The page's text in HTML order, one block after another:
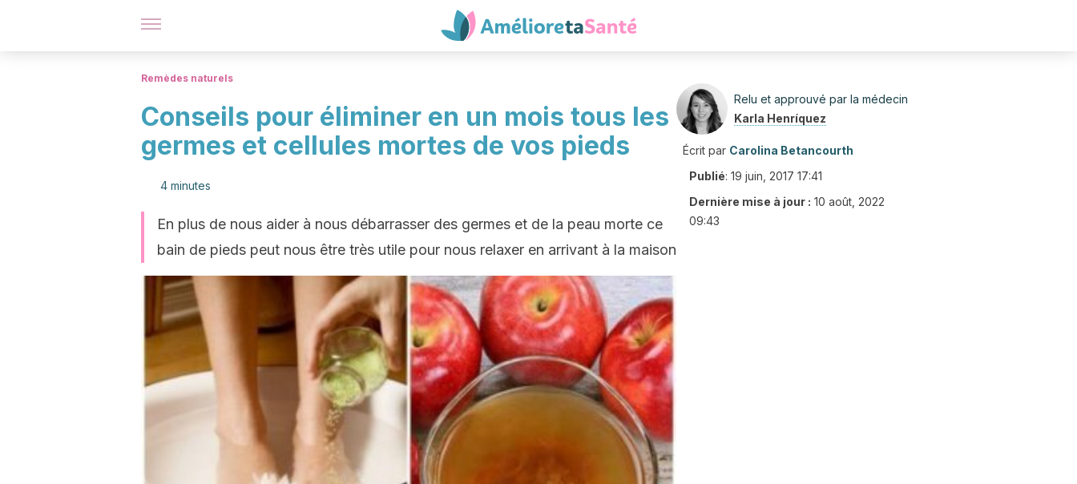
Remèdes naturels
Conseils pour éliminer en un mois tous les
germes et cellules mortes de vos pieds
4 minutes
En plus de nous aider à nous débarrasser des germes et de la peau morte ce
bain de pieds peut nous être très utile pour nous relaxer en arrivant à la maison
Relu et approuvé par la médecin
Karla Henríquez
Écrit par Carolina Betancourth
Publié: 19 juin, 2017 17:41
Dernière mise à jour : 10 août, 2022
09:43